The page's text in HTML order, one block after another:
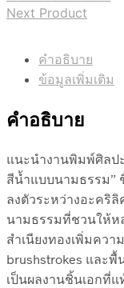
Next Product
คำอธิบาย
ข้อมูลเพิ่มเติม
คำอธิบาย
แนะนำงานพิมพ์ศิลป
สีน้ำแบบนามธรรม”
ลงตัวระหว่างอะคริ
นามธรรมที่ชวนให้ห
สำเนียงทองเพิ่มคว
brushstrokes และ
เป็นผลงานชิ้นเอกที่